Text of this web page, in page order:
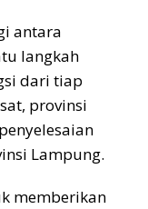
antara
langkah
dari tiap
provinsi
Lampung.
memberikan